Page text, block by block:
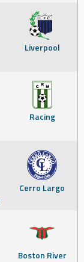
Liverpool
Racing
Cerro Largo
Boston River